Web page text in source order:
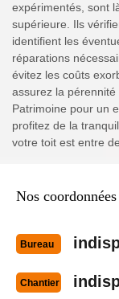
expérimentés, sont
supérieure. Ils
identifient les
réparations
évitez les coûts
assurez la
Patrimoine pour un
profitez de la
votre toit est entre
Nos coordonnées
Bureau
Chantier